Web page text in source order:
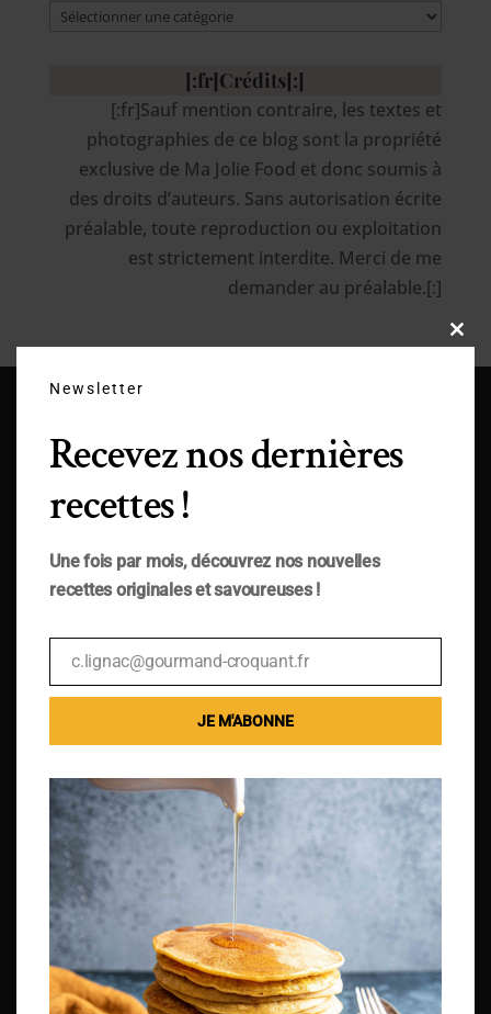
[:fr]Recettes[:en]Recipes[:]
[:fr]Crédits[:]
[:fr]Sauf mention contraire, les textes et
photographies de ce blog sont la propriété
exclusive de Ma Jolie Food et donc soumis à
des droits d’auteurs. Sans autorisation écrite
préalable, toute reproduction ou exploitation
est strictement interdite. Merci de me
demander au préalable.[:]
Close
this
Newsletter
Recevez nos dernières
recettes !
Une fois par mois, découvrez nos nouvelles
recettes originales et savoureuses !
Email
c.lignac@gourmand-croquant.fr
JE M'ABONNE